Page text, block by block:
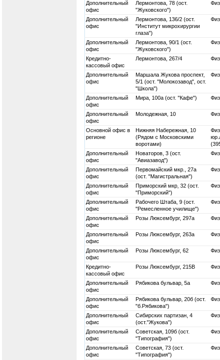
Дополнительный
офис
Лермонтова, 78 (ост.
"Жуковского")
Дополнительный
офис
Лермонтова, 136/2 (ост.
"Институт микрохирургии
глаза")
Дополнительный
офис
Лермонтова, 90/1 (ост.
"Жуковского")
Кредитно-
кассовый офис
Лермонтова, 267/4
Дополнительный
офис
Маршала Жукова проспект,
5/1 (ост. "Молокозавод", ост.
"Школа")
Дополнительный
офис
Мира, 100а (ост. "Кафе")
Дополнительный
офис
Молодежная, 10
Основной офис в
регионе
Нижняя Набережная, 10
(Рядом с Московскими
воротами)
Дополнительный
офис
Новаторов, 3 (ост.
"Авиазавод")
Дополнительный
офис
Первомайский мкр., 27а
(ост. "Магистральная")
Дополнительный
офис
Приморский мкр, 32 (ост.
"Приморский")
Дополнительный
офис
Рабочего Штаба, 9 (ост.
"Ремесленное училище")
Дополнительный
офис
Розы Люксембург, 297а
Дополнительный
офис
Розы Люксембург, 263а
Дополнительный
офис
Розы Люксембург, 62
Кредитно-
кассовый офис
Розы Люксембург, 215В
Дополнительный
офис
Рябикова бульвар, 5а
Дополнительный
офис
Рябикова бульвар, 20б (ост.
"б.Рябикова")
Дополнительный
офис
Сибирских партизан, 4
(ост."Жукова")
Дополнительный
офис
Советская, 109б (ост.
"Типография")
Дополнительный
офис
Советская, 73 (ост.
"Типография")